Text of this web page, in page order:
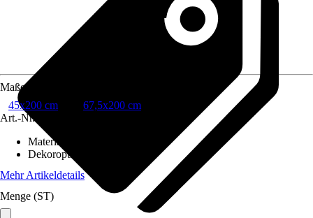
Maße
45x200 cm
67,5x200 cm
Art.-Nr.
Material
Dekoroptik
Mehr Artikeldetails
Menge (ST)